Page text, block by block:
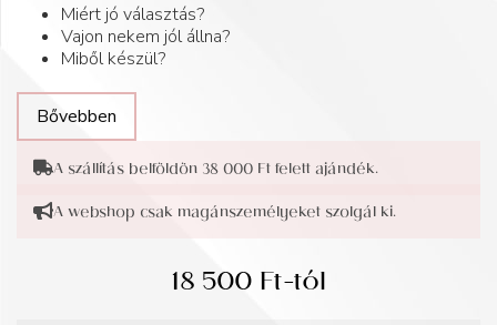
Miért jó választás?
Vajon nekem jól állna?
Miből készül?
Bővebben
A szállítás belföldön 38 000 Ft felett ajándék.
A webshop csak magánszemélyeket szolgál ki.
18 500Ft-tól